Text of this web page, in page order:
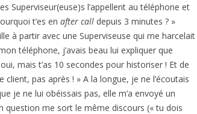
Superviseur(euse)s l’appellent au téléphone et
t’es en after call depuis 3 minutes ? »
à partir avec une Superviseuse qui me harcelait
téléphone, j’avais beau lui expliquer que
mais t’as 10 secondes pour historiser ! Et de
pas après ! » A la longue, je ne l’écoutais
je ne lui obéissais pas, elle m’a envoyé un
question me sort le même discours (« tu dois